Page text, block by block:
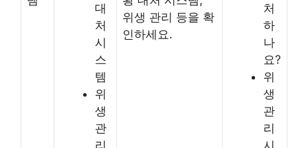
대
처
시
스
템
위
생
관
리
위생 관리 등을 확
인하세요.
처
하
나
요?
위
생
관
리
시